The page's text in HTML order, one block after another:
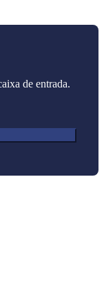
de entrada.